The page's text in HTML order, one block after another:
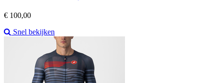
Prijs
€ 100,00
Snel bekijken